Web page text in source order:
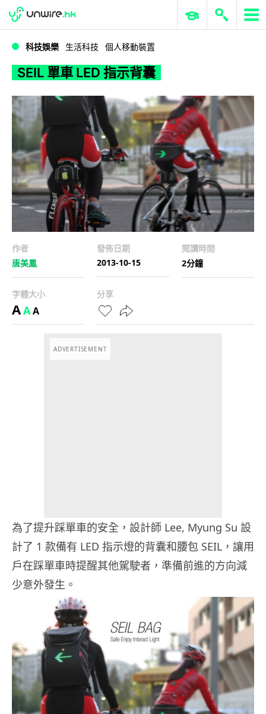
SEIL 單車 LED 指示背囊
WWDC 2026 ERP 與商業 AI
科技娛樂 生活科技 個人移動裝置
SEIL 單車 LED 指示背囊
作者
唐美鳳
發佈日期
2013-10-15
閱讀時間
2分鐘
字體大小
AAA
分享
ADVERTISEMENT
為了提升踩單車的安全，設計師 Lee, Myung Su 設
計了 1 款備有 LED 指示燈的背囊和腰包 SEIL，讓用
戶在踩單車時提醒其他駕駛者，準備前進的方向減
少意外發生。